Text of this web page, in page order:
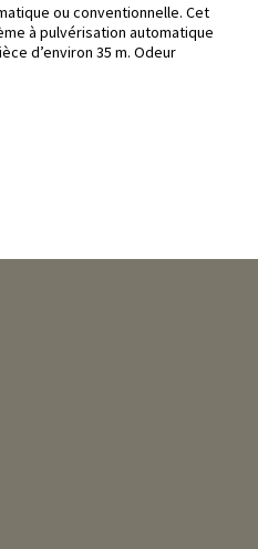
ou conventionnelle. Cet
à pulvérisation automatique
d’environ 35 m. Odeur